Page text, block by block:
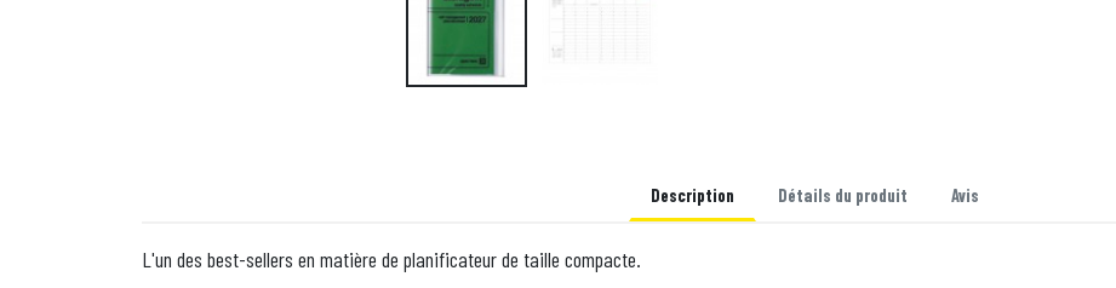
Description Détails du produit Avis
L'un des best-sellers en matière de planificateur de taille compacte.